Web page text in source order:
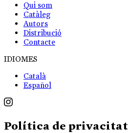
Qui som
Catàleg
Autors
Distribució
Contacte
IDIOMES
Català
Español
Política de privacitat